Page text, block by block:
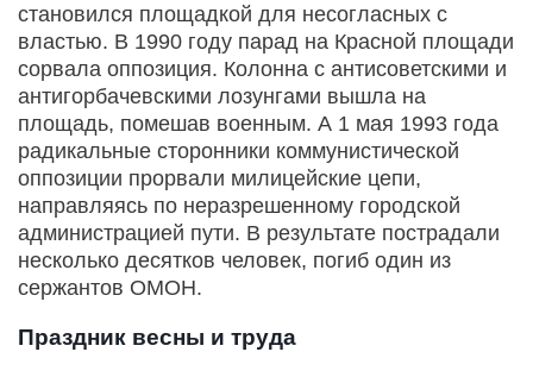
становился площадкой для несогласных с
властью. В 1990 году парад на Красной площади
сорвала оппозиция. Колонна с антисоветскими и
антигорбачевскими лозунгами вышла на
площадь, помешав военным. А 1 мая 1993 года
радикальные сторонники коммунистической
оппозиции прорвали милицейские цепи,
направляясь по неразрешенному городской
администрацией пути. В результате пострадали
несколько десятков человек, погиб один из
сержантов ОМОН.
Праздник весны и труда